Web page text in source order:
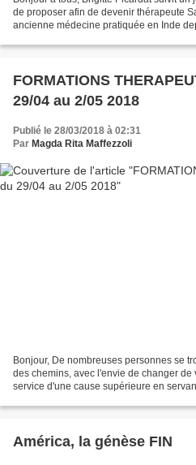
de proposer afin de devenir thérapeute
ancienne médecine pratiquée en Inde
FORMATIONS
29/04 au 2/05 2018
Publié le 28/03/2018 à 02:31
Par Magda Rita Maffezzoli
Bonjour, De nombreuses personnes se
des chemins, avec l'envie de changer de
service d'une cause supérieure en
América, la génèse FIN